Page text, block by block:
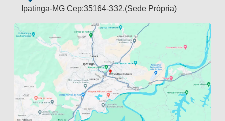
Ipatinga-MG Cep:35164-332.(Sede Própria)